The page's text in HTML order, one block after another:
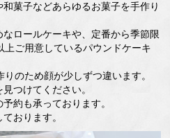
菓子などあらゆるお菓子を手作り
ロールケーキや、定番から季節限
ご用意しているパウンドケーキ
のため顔が少しずつ違います。
つけてください。
約も承っております。
おります。